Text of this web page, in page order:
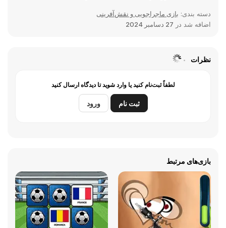
دسته بندی: بازی ماجراجویی و نقش‌آفرینی
اضافه شد در 27 دسامبر 2024
نظرات
لطفاً ثبت‌نام کنید یا وارد شوید تا دیدگاه ارسال کنید
ثبت نام ورود
بازی‌های مرتبط